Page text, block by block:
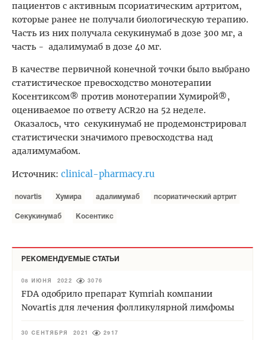
пациентов с активным псориатическим артритом,
которые ранее не получали биологическую терапию.
Часть из них получала секукинумаб в дозе 300 мг, а
часть - адалимумаб в дозе 40 мг.
В качестве первичной конечной точки было выбрано
статистическое превосходство монотерапии
Косентиксом® против монотерапии Хумирой®,
оцениваемое по ответу ACR20 на 52 неделе.
Оказалось, что секукинумаб не продемонстрировал
статистически значимого превосходства над
адалимумабом.
Источник: clinical-pharmacy.ru
novartis Хумира адалимумаб псориатический артрит
Секукинумаб Косентикс
РЕКОМЕНДУЕМЫЕ СТАТЬИ
08 ИЮНЯ 2022 3076
FDA одобрило препарат Kymriah компании
Novartis для лечения фолликулярной лимфомы
30 СЕНТЯБРЯ 2021 2917